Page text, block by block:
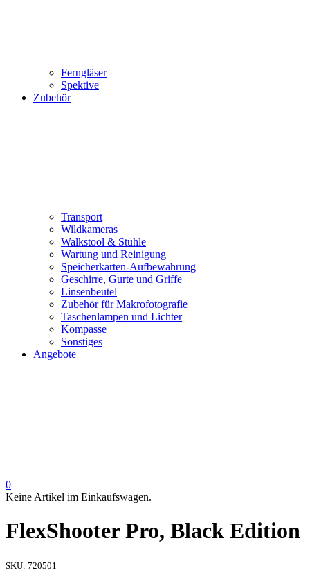
Ferngläser
Spektive
Zubehör
Transport
Wildkameras
Walkstool & Stühle
Wartung und Reinigung
Speicherkarten-Aufbewahrung
Geschirre, Gurte und Griffe
Linsenbeutel
Zubehör für Makrofotografie
Taschenlampen und Lichter
Kompasse
Sonstiges
Angebote
0
Keine Artikel im Einkaufswagen.
FlexShooter Pro, Black Edition
SKU: 720501